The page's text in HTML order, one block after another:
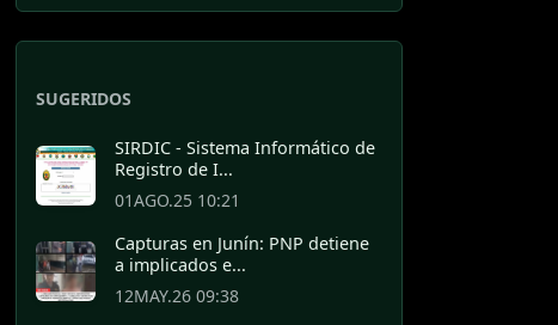
SUGERIDOS
SIRDIC - Sistema Informático de
Registro de I...
01AGO.25 10:21
Capturas en Junín: PNP detiene
a implicados e...
12MAY.26 09:38